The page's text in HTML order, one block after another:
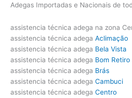
Adegas Importadas e Nacionais de
assistencia técnica adega na zona
assistencia técnica adega Aclimação
assistencia técnica adega Bela Vista
assistencia técnica adega Bom Retiro
assistencia técnica adega Brás
assistencia técnica adega Cambuci
assistencia técnica adega Centro